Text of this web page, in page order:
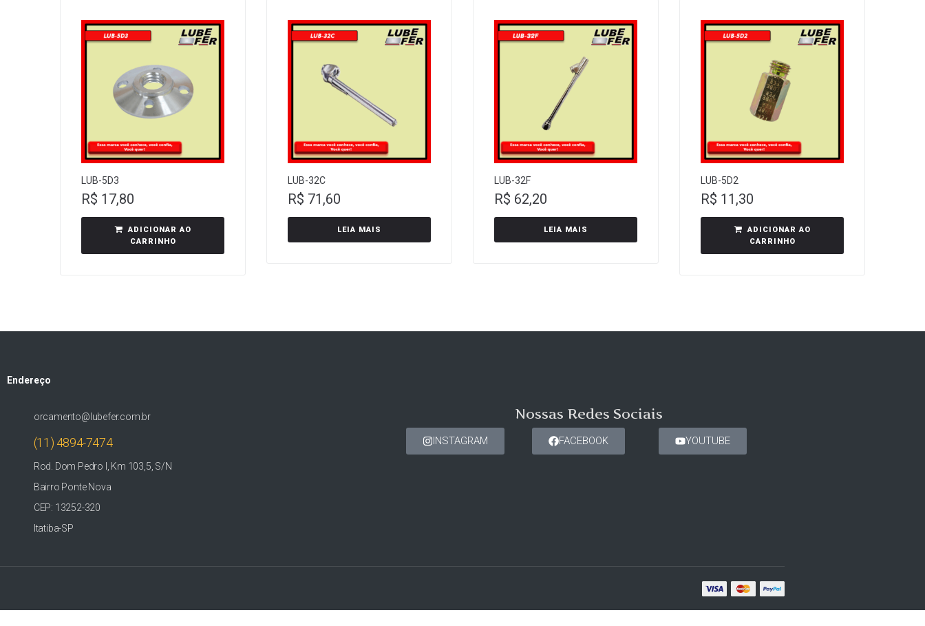
LUB-5D3
R$ 17,80
ADICIONAR AO
CARRINHO
LUB-32C
R$ 71,60
LEIA MAIS
LUB-32F
R$ 62,20
LEIA MAIS
LUB-5D2
R$ 11,30
ADICIONAR AO
CARRINHO
Endereço
orcamento@lubefer.com.br
(11) 4894-7474
Rod. Dom Pedro I, Km 103,5, S/N
Bairro Ponte Nova
CEP: 13252-320
Itatiba-SP
Nossas Redes Sociais
INSTAGRAM FACEBOOK YOUTUBE